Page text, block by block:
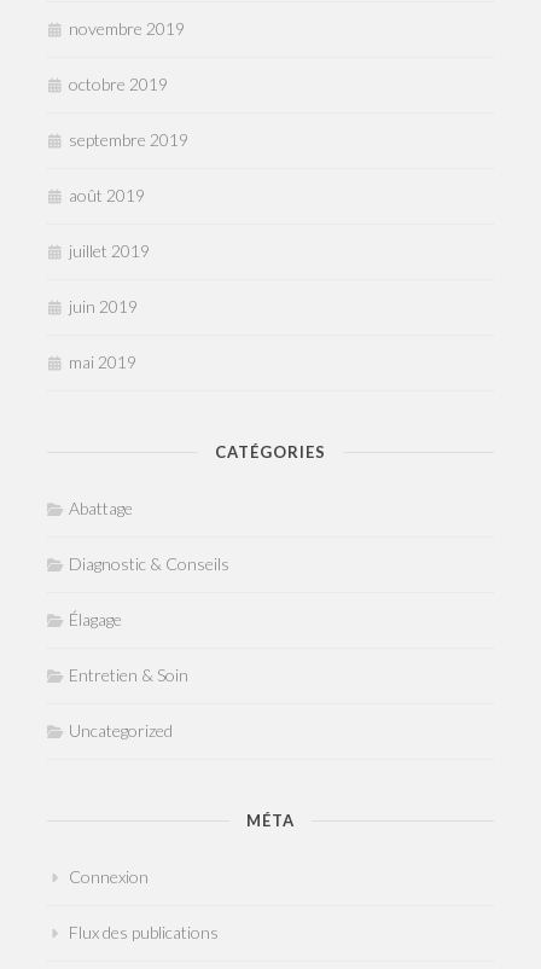
novembre 2019
octobre 2019
septembre 2019
août 2019
juillet 2019
juin 2019
mai 2019
CATÉGORIES
Abattage
Diagnostic & Conseils
Élagage
Entretien & Soin
Uncategorized
MÉTA
Connexion
Flux des publications